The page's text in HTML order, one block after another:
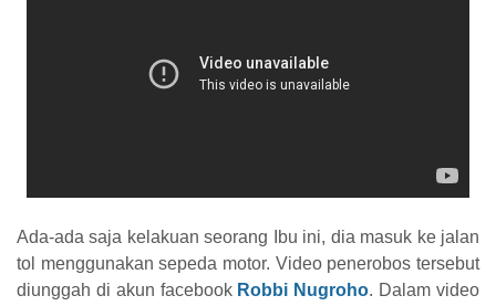
Ada-ada saja kelakuan seorang Ibu ini, dia masuk ke jalan
tol menggunakan sepeda motor. Video penerobos tersebut
diunggah di akun facebook Robbi Nugroho. Dalam video